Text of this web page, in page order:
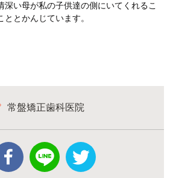
深い母が私の子供達の側にいてくれるこ
とかんじています。
常盤矯正歯科医院